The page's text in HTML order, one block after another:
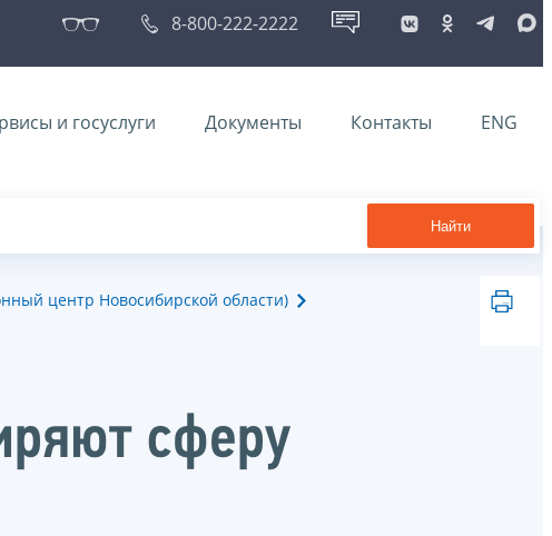
8-800-222-2222
и госуслуги Документы Контакты ENG
Найти
центр Новосибирской области)
сферу